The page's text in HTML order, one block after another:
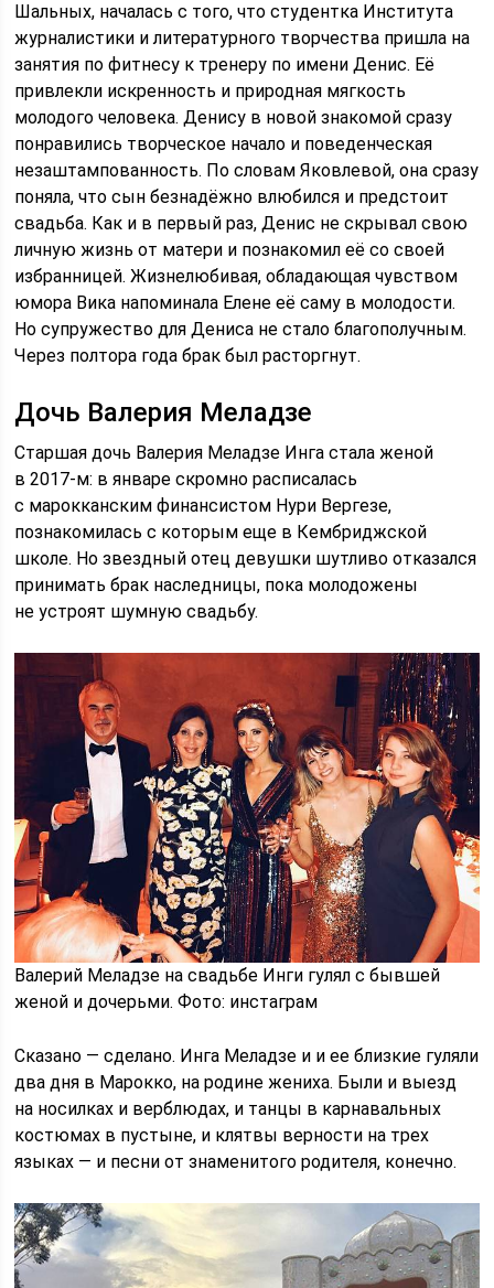
Шальных, началась с того, что студентка Института
журналистики и литературного творчества пришла на
занятия по фитнесу к тренеру по имени Денис. Её
привлекли искренность и природная мягкость
молодого человека. Денису в новой знакомой сразу
понравились творческое начало и поведенческая
незаштампованность. По словам Яковлевой, она сразу
поняла, что сын безнадёжно влюбился и предстоит
свадьба. Как и в первый раз, Денис не скрывал свою
личную жизнь от матери и познакомил её со своей
избранницей. Жизнелюбивая, обладающая чувством
юмора Вика напоминала Елене её саму в молодости.
Но супружество для Дениса не стало благополучным.
Через полтора года брак был расторгнут.
Дочь Валерия Меладзе
Старшая дочь Валерия Меладзе Инга стала женой
в 2017-м: в январе скромно расписалась
с марокканским финансистом Нури Вергезе,
познакомилась с которым еще в Кембриджской
школе. Но звездный отец девушки шутливо отказался
принимать брак наследницы, пока молодожены
не устроят шумную свадьбу.
Валерий Меладзе на свадьбе Инги гулял с бывшей
женой и дочерьми. Фото: инстаграм
Сказано — сделано. Инга Меладзе и и ее близкие гуляли
два дня в Марокко, на родине жениха. Были и выезд
на носилках и верблюдах, и танцы в карнавальных
костюмах в пустыне, и клятвы верности на трех
языках — и песни от знаменитого родителя, конечно.